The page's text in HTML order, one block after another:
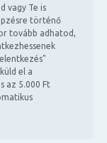
vagy Te is
történő
tovább adhatod,
el a
az 5.000 Ft